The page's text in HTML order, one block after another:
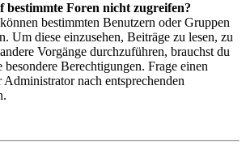
Foren nicht zugreifen?
bestimmten Benutzern oder Gruppen
Um diese einzusehen, Beiträge zu lesen, zu
Vorgänge durchzuführen, brauchst du
Berechtigungen. Frage einen
nach entsprechenden